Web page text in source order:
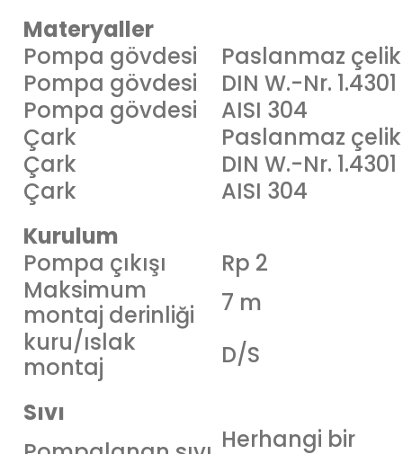
Materyaller
Pompa gövdesi
Paslanmaz çelik
Pompa gövdesi
DIN W.-Nr. 1.4301
Pompa gövdesi
AISI 304
Çark
Paslanmaz çelik
Çark
DIN W.-Nr. 1.4301
Çark
AISI 304
Kurulum
Pompa çıkışı
Rp 2
Maksimum
montaj derinliği
7 m
kuru/ıslak
montaj
D/S
Sıvı
Herhangi bir